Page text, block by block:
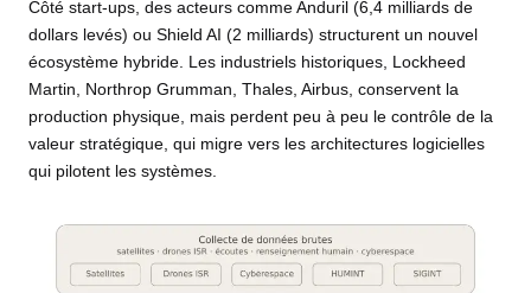
Côté start-ups, des acteurs comme Anduril (6,4 milliards de
dollars levés) ou Shield AI (2 milliards) structurent un nouvel
écosystème hybride. Les industriels historiques, Lockheed
Martin, Northrop Grumman, Thales, Airbus, conservent la
production physique, mais perdent peu à peu le contrôle de la
valeur stratégique, qui migre vers les architectures logicielles
qui pilotent les systèmes.